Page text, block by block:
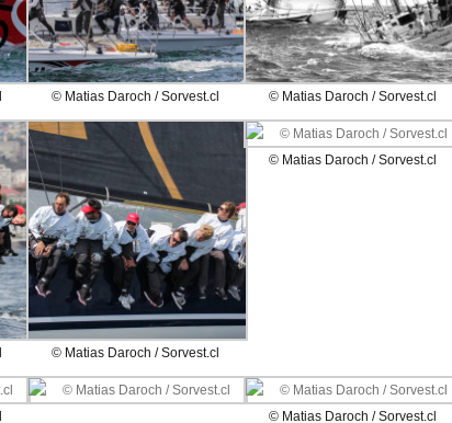
© Matias Daroch / Sorvest.cl © Matias Daroch / Sorvest.cl
© Matias Daroch / Sorvest.cl
© Matias Daroch / Sorvest.cl
© Matias Daroch / Sorvest.cl